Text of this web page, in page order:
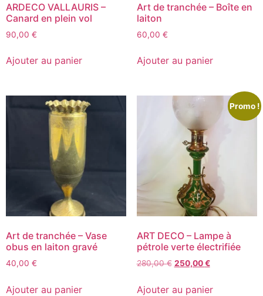
ARDECO VALLAURIS –
Canard en plein vol
90,00 €
Ajouter au panier
Art de tranchée – Boîte en
laiton
60,00 €
Ajouter au panier
Art de tranchée – Vase
obus en laiton gravé
40,00 €
Ajouter au panier
Promo !
ART DECO – Lampe à
pétrole verte électrifiée
280,00€ 250,00€
Ajouter au panier